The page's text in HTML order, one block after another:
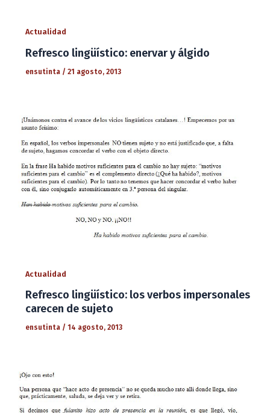
Actualidad
Refresco lingüístico: enervar y álgido
ensutinta / 21 agosto, 2013
Actualidad
Refresco lingüístico: los verbos impersonales
carecen de sujeto
ensutinta / 14 agosto, 2013